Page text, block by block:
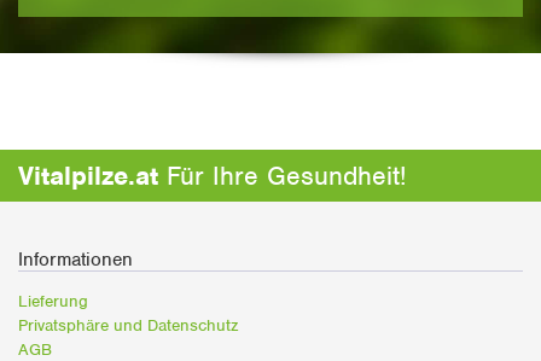
Vitalpilze.at Für Ihre Gesundheit!
Informationen
Lieferung
Privatsphäre und Datenschutz
AGB